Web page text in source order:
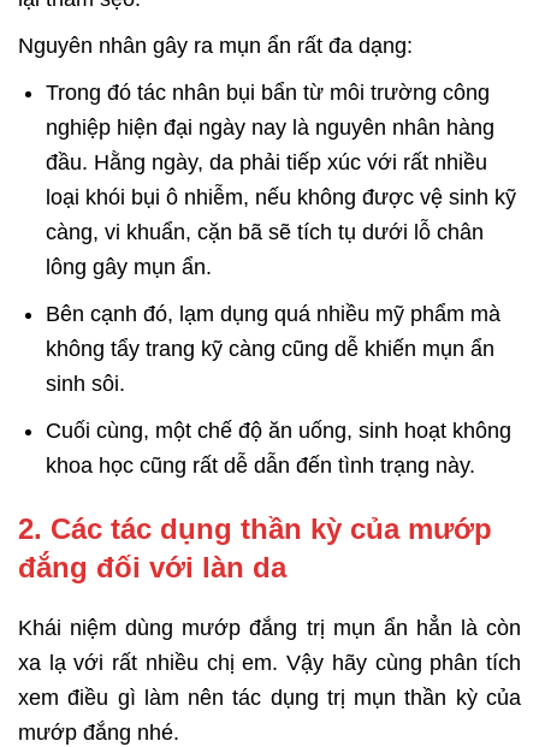
Nguyên nhân gây ra mụn ẩn rất đa dạng:
Trong đó tác nhân bụi bẩn từ môi trường công
nghiệp hiện đại ngày nay là nguyên nhân hàng
đầu. Hằng ngày, da phải tiếp xúc với rất nhiều
loại khói bụi ô nhiễm, nếu không được vệ sinh kỹ
càng, vi khuẩn, cặn bã sẽ tích tụ dưới lỗ chân
lông gây mụn ẩn.
Bên cạnh đó, lạm dụng quá nhiều mỹ phẩm mà
không tẩy trang kỹ càng cũng dễ khiến mụn ẩn
sinh sôi.
Cuối cùng, một chế độ ăn uống, sinh hoạt không
khoa học cũng rất dễ dẫn đến tình trạng này.
2. Các tác dụng thần kỳ của mướp
đắng đối với làn da
Khái niệm dùng mướp đắng trị mụn ẩn hẳn là còn
xa lạ với rất nhiều chị em. Vậy hãy cùng phân tích
xem điều gì làm nên tác dụng trị mụn thần kỳ của
mướp đắng nhé.